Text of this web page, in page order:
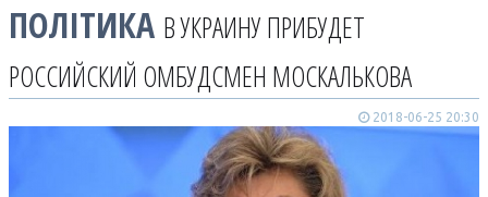
ПОЛІТИКА В УКРАИНУ ПРИБУДЕТ
РОССИЙСКИЙ ОМБУДСМЕН МОСКАЛЬКОВА
2018-06-25 20:30